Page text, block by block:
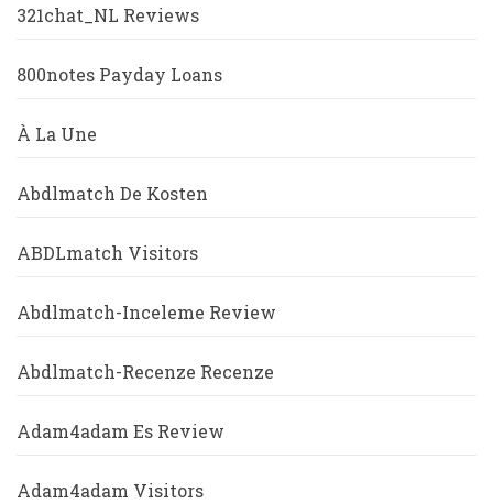
321chat_NL Reviews
800notes Payday Loans
À La Une
Abdlmatch De Kosten
ABDLmatch Visitors
Abdlmatch-Inceleme Review
Abdlmatch-Recenze Recenze
Adam4adam Es Review
Adam4adam Visitors